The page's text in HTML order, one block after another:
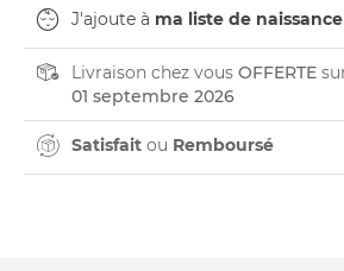
J'ajoute à ma liste de naissance
Livraison chez vous OFFERTE
01 septembre 2026
Satisfait ou Remboursé